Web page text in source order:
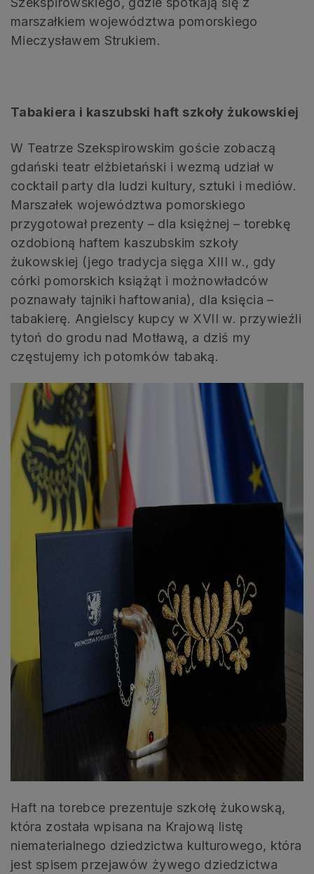
marszałkiem województwa pomorskiego
Mieczysławem Strukiem.
Tabakiera i kaszubski haft szkoły żukowskiej
W Teatrze Szekspirowskim goście zobaczą
gdański teatr elżbietański i wezmą udział w
cocktail party dla ludzi kultury, sztuki i mediów.
Marszałek województwa pomorskiego
przygotował prezenty – dla księżnej – torebkę
ozdobioną haftem kaszubskim szkoły
żukowskiej (jego tradycja sięga XIII w., gdy
córki pomorskich książąt i możnowładców
poznawały tajniki haftowania), dla księcia –
tabakierę. Angielscy kupcy w XVII w. przywieźli
tytoń do grodu nad Motławą, a dziś my
częstujemy ich potomków tabaką.
Haft na torebce prezentuje szkołę żukowską,
która została wpisana na Krajową listę
niematerialnego dziedzictwa kulturowego, która
jest spisem przejawów żywego dziedzictwa